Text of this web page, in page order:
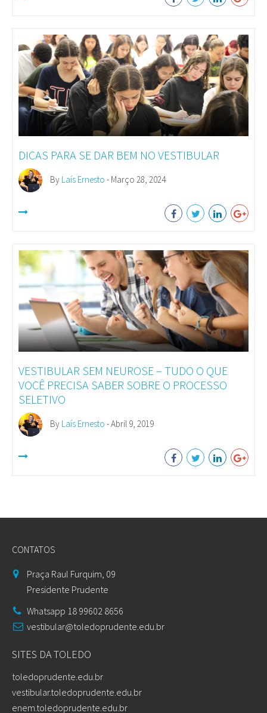
DICAS PARA SE DAR BEM NO VESTIBULAR
By Laís Ernesto - Março 28, 2024
VESTIBULAR SEM NEUROSE – TUDO O QUE
VOCÊ PRECISA SABER SOBRE O PROCESSO
SELETIVO
By Laís Ernesto - Abril 9, 2019
CONTATOS
Praça Raul Furquim, 09
Presidente Prudente
Whatsapp 18 99602 8656
vestibular@toledoprudente.edu.br
SITES DA TOLEDO
toledoprudente.edu.br
vestibular.toledoprudente.edu.br
enem.toledoprudente.edu.br